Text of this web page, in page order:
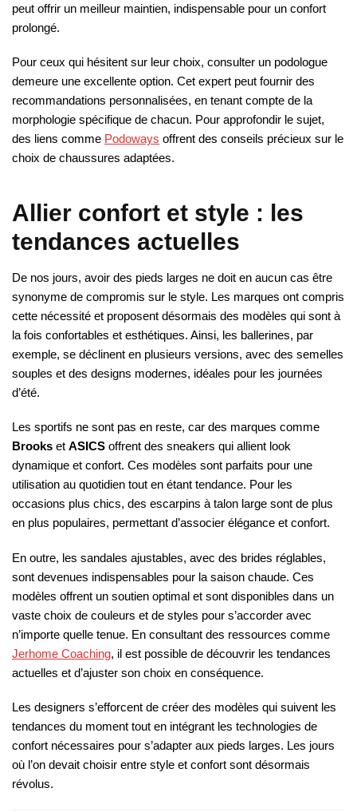
peut offrir un meilleur maintien, indispensable pour un confort
prolongé.
Pour ceux qui hésitent sur leur choix, consulter un podologue
demeure une excellente option. Cet expert peut fournir des
recommandations personnalisées, en tenant compte de la
morphologie spécifique de chacun. Pour approfondir le sujet,
des liens comme Podoways offrent des conseils précieux sur le
choix de chaussures adaptées.
Allier confort et style : les
tendances actuelles
De nos jours, avoir des pieds larges ne doit en aucun cas être
synonyme de compromis sur le style. Les marques ont compris
cette nécessité et proposent désormais des modèles qui sont à
la fois confortables et esthétiques. Ainsi, les ballerines, par
exemple, se déclinent en plusieurs versions, avec des semelles
souples et des designs modernes, idéales pour les journées
d’été.
Les sportifs ne sont pas en reste, car des marques comme
Brooks et ASICS offrent des sneakers qui allient look
dynamique et confort. Ces modèles sont parfaits pour une
utilisation au quotidien tout en étant tendance. Pour les
occasions plus chics, des escarpins à talon large sont de plus
en plus populaires, permettant d’associer élégance et confort.
En outre, les sandales ajustables, avec des brides réglables,
sont devenues indispensables pour la saison chaude. Ces
modèles offrent un soutien optimal et sont disponibles dans un
vaste choix de couleurs et de styles pour s’accorder avec
n’importe quelle tenue. En consultant des ressources comme
Jerhome Coaching, il est possible de découvrir les tendances
actuelles et d’ajuster son choix en conséquence.
Les designers s’efforcent de créer des modèles qui suivent les
tendances du moment tout en intégrant les technologies de
confort nécessaires pour s’adapter aux pieds larges. Les jours
où l’on devait choisir entre style et confort sont désormais
révolus.